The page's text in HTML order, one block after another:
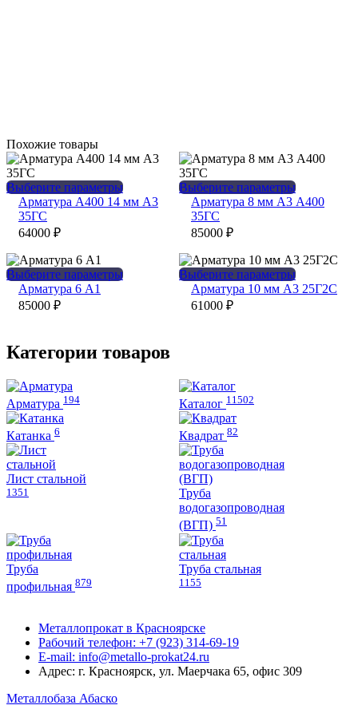
Похожие товары
Выберите параметрыЭтот
товар
можно
Арматура А400 14 мм А3
35ГС
64000 ₽
Выберите параметрыЭтот
товар
Опции
можно
выбрать
Арматура 8 мм А3 А400
35ГС
85000 ₽
Выберите параметрыЭтот
можно
Арматура 6 А1
85000 ₽
Выберите параметрыЭтот
товар
Арматура 10 мм А3 25Г2С
61000 ₽
Категории товаров
Арматура 194 Каталог 11502
Катанка 6 Квадрат 82
Лист стальной
1351
Труба
водогазопроводная
(ВГП) 51
Труба
профильная 879
Труба стальная
1155
Металлопрокат в Красноярске
Рабочий телефон: +7 (923) 314-69-19
E-mail: info@metallo-prokat24.ru
Адрес: г. Красноярск, ул. Маерчака 65, офис 309
Металлобаза Абаско